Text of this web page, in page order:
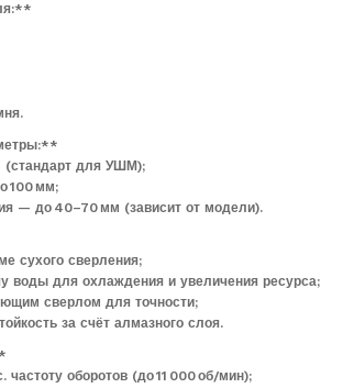
для УШМ);
100 мм;
— до 40–70 мм (зависит от модели).
сухого сверления;
воды для охлаждения и увеличения ресурса;
сверлом для точности;
за счёт алмазного слоя.
оборотов (до 11 000 об/мин);